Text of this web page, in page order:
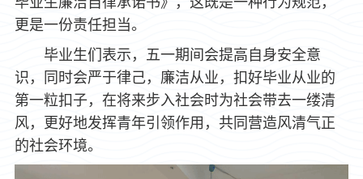
更是一份责任担当。
毕业生们表示，五一期间会提高自身安全意
识，同时会严于律己，廉洁从业，扣好毕业从业的
第一粒扣子，在将来步入社会时为社会带去一缕清
风，更好地发挥青年引领作用，共同营造风清气正
的社会环境。